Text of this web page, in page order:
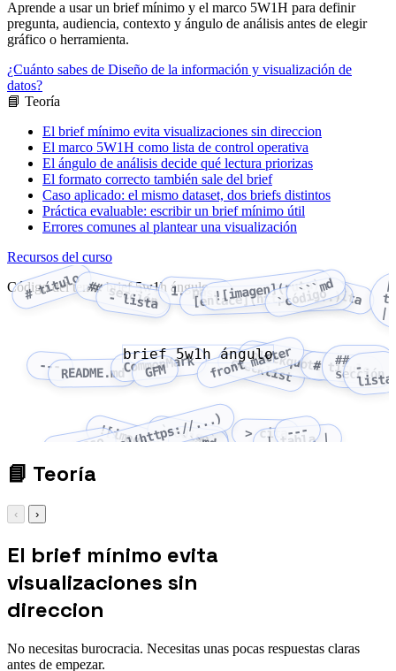
Aprende a usar un brief mínimo y el marco 5W1H para definir
pregunta, audiencia, contexto y ángulo de análisis antes de elegir
gráfico o herramienta.
¿Cuánto sabes de Diseño de la información y visualización de
datos?
📘 Teoría
El brief mínimo evita visualizaciones sin direccion
El marco 5W1H como lista de control operativa
El ángulo de análisis decide qué lectura priorizas
El formato correcto también sale del brief
Caso aplicado: el mismo dataset, dos briefs distintos
Práctica evaluable: escribir un brief mínimo útil
Errores comunes al plantear una visualización
Recursos del curso
Código del tema: brief 5w1h ángulo
# título## sección
- lista 1. paso
[enlace](https://...)
![imagen](ruta)
`código`
```md> cita |tabla
|
---README.mdCommonMark
GFM front matter
checklist
blockquote# título
##
sección
-
lista
1. paso
[enlace](https://...)
![imagen](ruta)
`código`
```md > cita| tabla |
---
brief 5w1h ángulo
📘 Teoría
‹ ›
El brief mínimo evita
visualizaciones sin
direccion
No necesitas burocracia. Necesitas unas pocas respuestas claras
antes de empezar.